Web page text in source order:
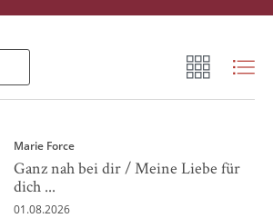
Marie Force
Ganz nah bei dir / Meine Liebe für
dich ...
01.08.2026